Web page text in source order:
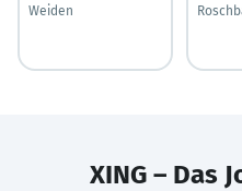
Weiden
XING – Das